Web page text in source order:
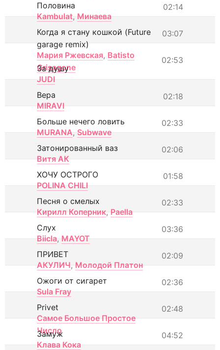
02:14
Половина
Kambulat, Минаева
03:07
Когда я стану кошкой (Future
garage remix)
Мария Ржевская, Batisto
Grisagone
02:53
За душу
JUDI
02:18
Вера
MIRAVI
02:33
Больше нечего ловить
MURANA, Subwave
02:06
Затонированный ваз
Витя АК
01:58
ХОЧУ ОСТРОГО
POLINA CHILI
02:33
Песня о смелых
Кирилл Коперник, Paella
03:36
Слух
Biicla, MAYOT
02:09
ПРИВЕТ
АКУЛИЧ, Молодой Платон
02:36
Ожоги от сигарет
Sula Fray
02:48
Privet
Самое Большое Простое
Число
04:52
Замуж
Клава Кока